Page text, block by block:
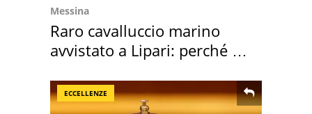
Messina
Raro cavalluccio marino
avvistato a Lipari: perché è
ECCELLENZE